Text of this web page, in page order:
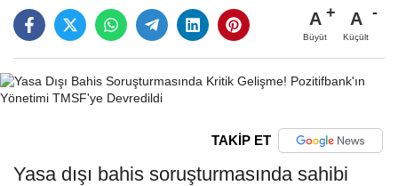
A
Büyüt
A
Küçült
TAKİP ET
Yasa dışı bahis soruşturmasında sahibi